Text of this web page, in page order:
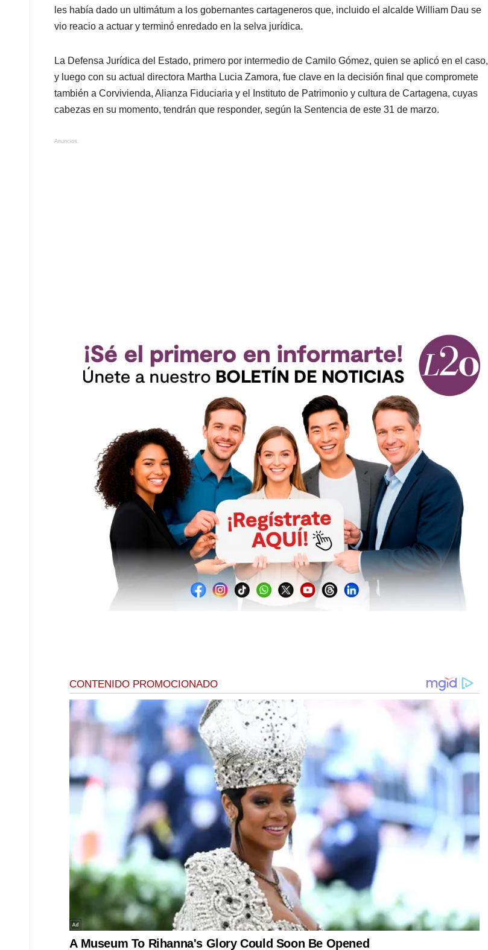
les había dado un ultimátum a los gobernantes cartageneros que, incluido el alcalde William Dau se
vio reacio a actuar y terminó enredado en la selva jurídica.
La Defensa Jurídica del Estado, primero por intermedio de Camilo Gómez, quien se aplicó en el caso,
y luego con su actual directora Martha Lucia Zamora, fue clave en la decisión final que compromete
también a Corvivienda, Alianza Fiduciaria y el Instituto de Patrimonio y cultura de Cartagena, cuyas
cabezas en su momento, tendrán que responder, según la Sentencia de este 31 de marzo.
Anuncios.